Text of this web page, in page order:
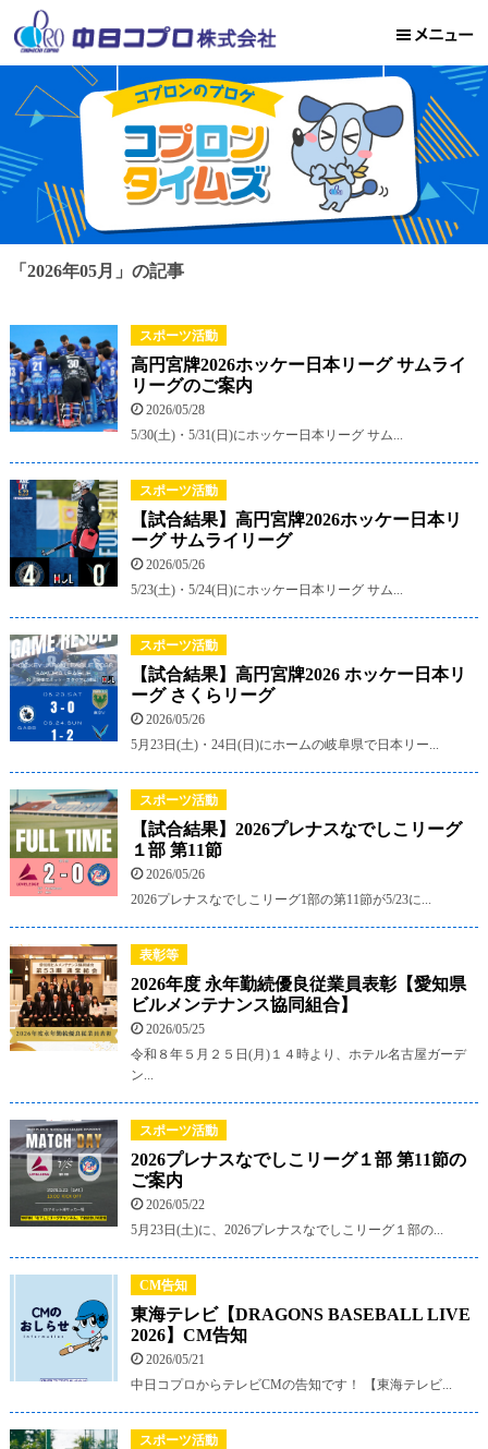
「2026年05月」の記事
スポーツ活動
高円宮牌2026ホッケー日本リーグ サムライ
リーグのご案内
2026/05/28
5/30(土)・5/31(日)にホッケー日本リーグ サム...
スポーツ活動
【試合結果】高円宮牌2026ホッケー日本リ
ーグ サムライリーグ
2026/05/26
5/23(土)・5/24(日)にホッケー日本リーグ サム...
スポーツ活動
【試合結果】高円宮牌2026 ホッケー日本リ
ーグ さくらリーグ
2026/05/26
5月23日(土)・24日(日)にホームの岐阜県で日本リー...
スポーツ活動
【試合結果】2026プレナスなでしこリーグ
１部 第11節
2026/05/26
2026プレナスなでしこリーグ1部の第11節が5/23に...
表彰等
2026年度 永年勤続優良従業員表彰【愛知県
ビルメンテナンス協同組合】
2026/05/25
令和８年５月２５日(月)１４時より、ホテル名古屋ガーデ
ン...
スポーツ活動
2026プレナスなでしこリーグ１部 第11節の
ご案内
2026/05/22
5月23日(土)に、2026プレナスなでしこリーグ１部の...
CM告知
東海テレビ【DRAGONS BASEBALL LIVE
2026】CM告知
2026/05/21
中日コプロからテレビCMの告知です！ 【東海テレビ...
スポーツ活動